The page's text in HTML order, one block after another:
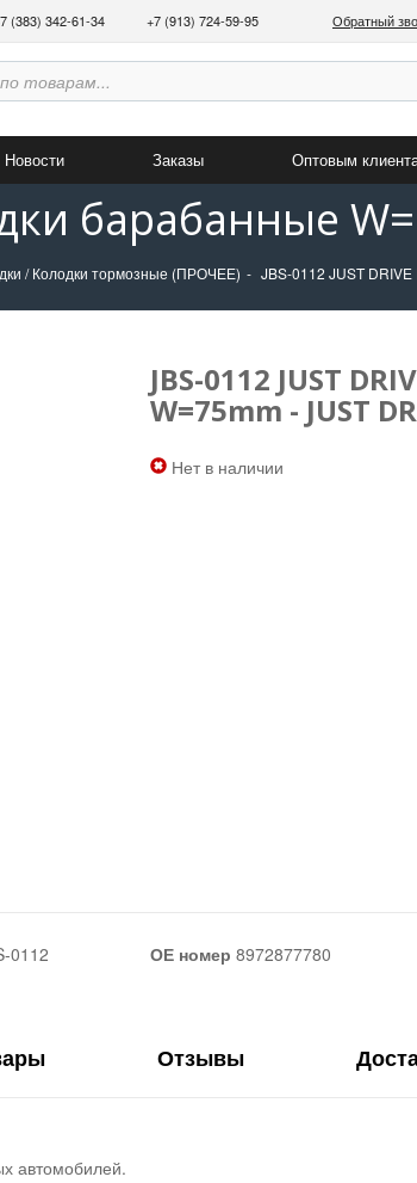
(383) 342-61-34 +7 (913) 724-59-95 Обратный
Новости Заказы Оптовым
барабанные
/ Колодки тормозные (ПРОЧЕЕ) JBS-0112 JUST
JBS-0112 JUST
W=75mm - JUST
Нет в наличии
0112 ОЕ номер 8972877780
Отзывы
автомобилей.